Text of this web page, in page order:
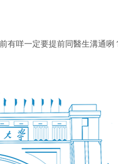
有咩一定要提前同醫生溝通咧